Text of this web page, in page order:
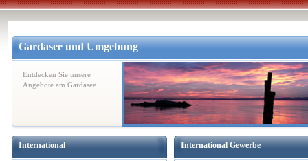
Gardasee und Umgebung
Entdecken Sie unsere
Angebote am Gardasee
International International Gewerbe